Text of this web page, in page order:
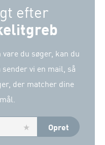
efter
du søger, kan du
vi en mail, så
der matcher dine